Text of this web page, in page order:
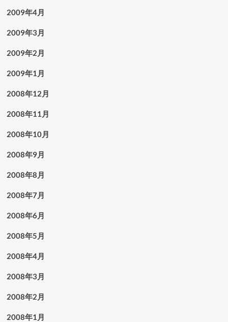
2009年4月
2009年3月
2009年2月
2009年1月
2008年12月
2008年11月
2008年10月
2008年9月
2008年8月
2008年7月
2008年6月
2008年5月
2008年4月
2008年3月
2008年2月
2008年1月